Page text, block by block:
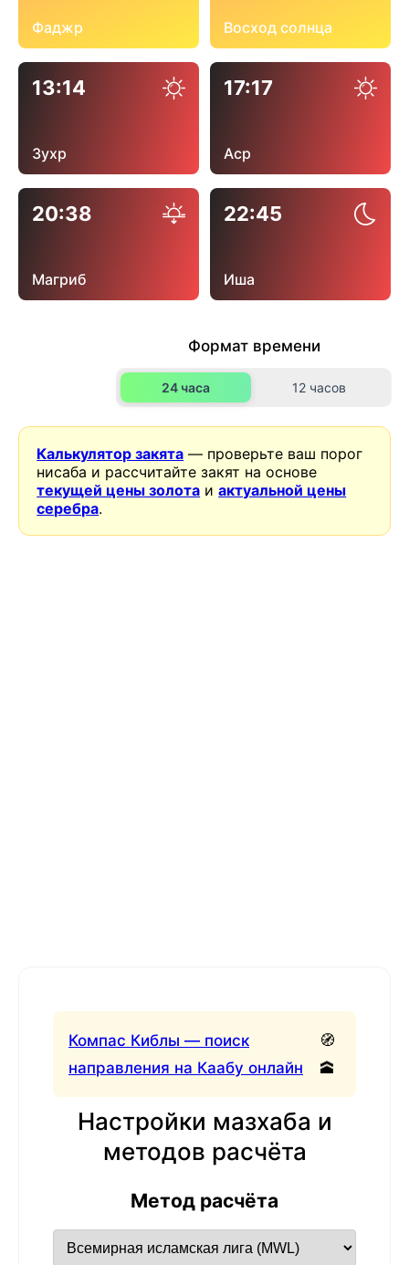
Фаджр Восход солнца
13:14
Зухр
17:17
Аср
20:38
Магриб
22:45
Иша
Формат времени
24 часа 12 часов
Калькулятор закята — проверьте ваш порог
нисаба и рассчитайте закят на основе
текущей цены золота иактуальной цены
серебра.
Компас Киблы — поиск
направления на Каабу онлайн
🧭
🕋
Настройки мазхаба и
методов расчёта
Метод расчёта